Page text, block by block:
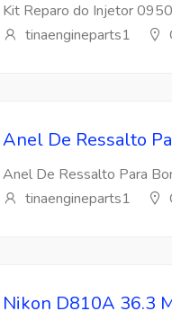
Kit Reparo do Injetor
tinaengineparts1
Anel De Ressalto
Anel De Ressalto Para
tinaengineparts1
Nikon D810A 36.3